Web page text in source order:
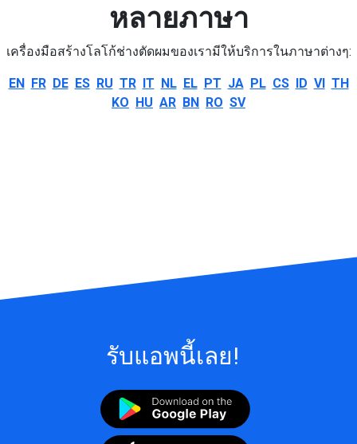
หลายภาษา
เครื่องมือสร้างโลโก้ช่างตัดผมของเรามีให้บริการในภาษาต่างๆ:
EN FR DE ES RU TR IT NL EL PT JA PL CS ID VI TH
KO HU AR BN RO SV
รับแอพนี้เลย!